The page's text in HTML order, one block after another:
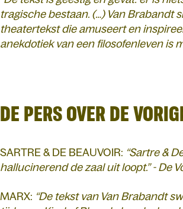
tragische bestaan. (…) Van Brabandt
theatertekst die amuseert en
anekdotiek van een filosofenleven is
DE PERS OVER DE
SARTRE & DE BEAUVOIR: “Sartre &
hallucinerend de zaal uit loopt.” - De
MARX: “De tekst van Van Brabandt